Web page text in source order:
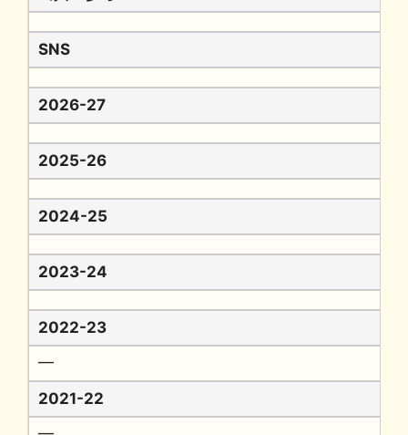
SNS
2026-27
2025-26
2024-25
2023-24
2022-23
━
2021-22